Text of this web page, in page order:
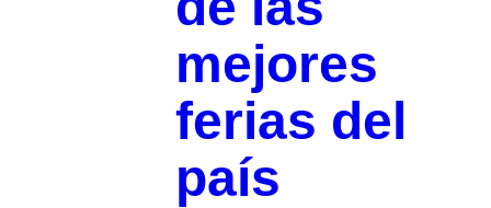
mejores
ferias del
país